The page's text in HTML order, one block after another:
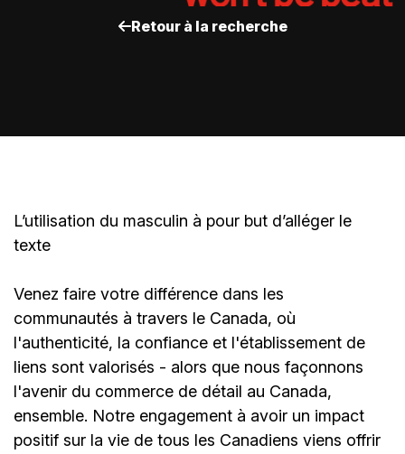
Retour à la recherche
L’utilisation du masculin à pour but d’alléger le
texte
Venez faire votre différence dans les
communautés à travers le Canada, où
l'authenticité, la confiance et l'établissement de
liens sont valorisés - alors que nous façonnons
l'avenir du commerce de détail au Canada,
ensemble. Notre engagement à avoir un impact
positif sur la vie de tous les Canadiens viens offrir